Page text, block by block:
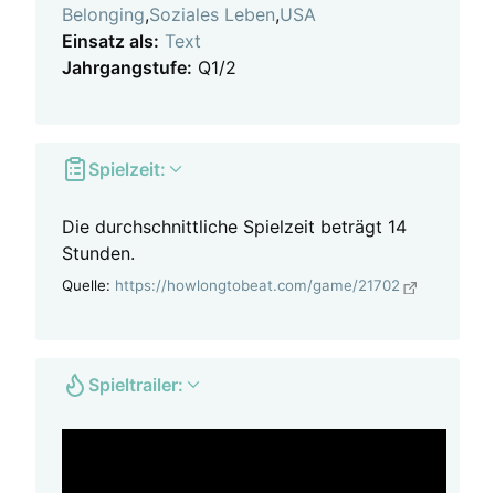
Belonging,Soziales Leben,USA
Einsatz als: Text
Jahrgangstufe: Q1/2
Spielzeit:
Die durchschnittliche Spielzeit beträgt 14
Stunden.
Quelle: https://howlongtobeat.com/game/21702
Spieltrailer: